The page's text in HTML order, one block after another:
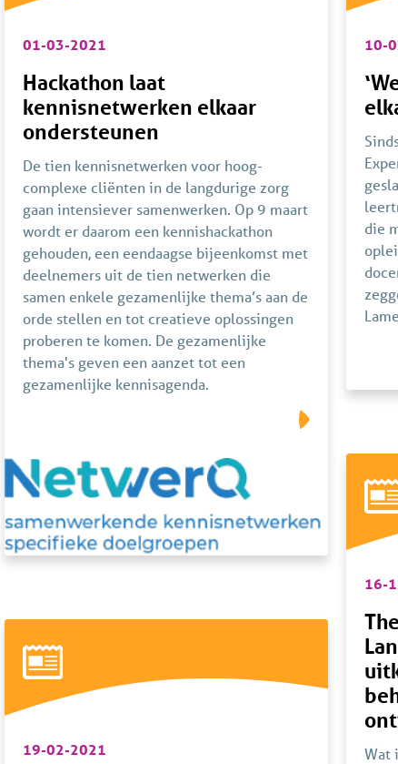
01-03-2021
Hackathon laat
kennisnetwerken elkaar
ondersteunen
De tien kennisnetwerken voor hoog-
complexe cliënten in de langdurige zorg
gaan intensiever samenwerken. Op 9 maart
wordt er daarom een kennishackathon
gehouden, een eendaagse bijeenkomst met
deelnemers uit de tien netwerken die
samen enkele gezamenlijke thema’s aan de
orde stellen en tot creatieve oplossingen
proberen te komen. De gezamenlijke
thema's geven een aanzet tot een
gezamenlijke kennisagenda.
19-02-2021
10-
die
16-
Wat